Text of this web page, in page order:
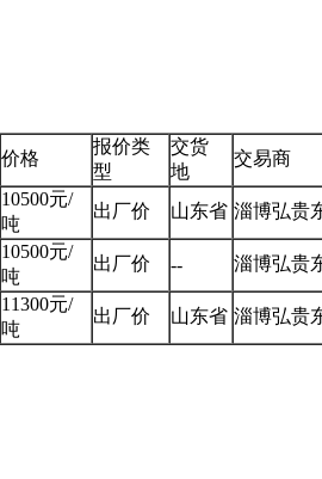
价格
报价类
型
交货
地
交易商
10500元/
吨
出厂价 山东省 淄博弘贵
10500元/
吨
出厂价 -- 淄博弘贵
11300元/
吨
出厂价 山东省 淄博弘贵